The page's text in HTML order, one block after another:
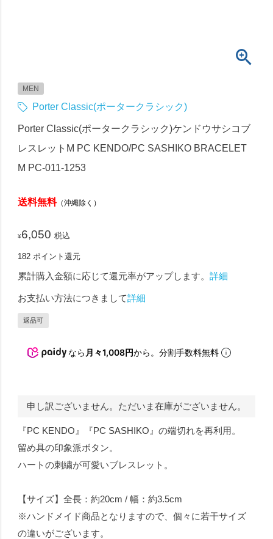
MEN
Porter Classic(ポータークラシック)
Porter Classic(ポータークラシック)ケンドウサシコブ
レスレットM PC KENDO/PC SASHIKO BRACELET
M PC-011-1253
送料無料（沖縄除く）
¥6,050 税込
182 ポイント還元
累計購入金額に応じて還元率がアップします。詳細
お支払い方法につきまして詳細
返品可
なら 月々1,008円から。分割手数料無料
申し訳ございません。ただいま在庫がございません。
『PC KENDO』『PC SASHIKO』の端切れを再利用。
留め具の印象派ボタン。
ハートの刺繍が可愛いブレスレット。
【サイズ】全長：約20cm / 幅：約3.5cm
※ハンドメイド商品となりますので、個々に若干サイズ
の違いがございます。